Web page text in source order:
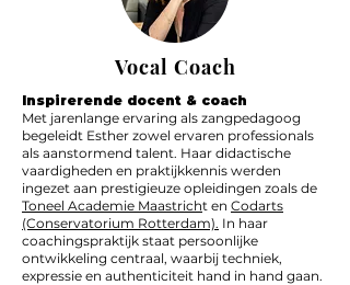
Vocal Coach
Inspirerende docent & coach
Met jarenlange ervaring als zangpedagoog
begeleidt Esther zowel ervaren professionals
als aanstormend talent. Haar didactische
vaardigheden en praktijkkennis werden
ingezet aan prestigieuze opleidingen zoals de
Toneel Academie Maastricht en Codarts
(Conservatorium Rotterdam). In haar
coachingspraktijk staat persoonlijke
ontwikkeling centraal, waarbij techniek,
expressie en authenticiteit hand in hand gaan.